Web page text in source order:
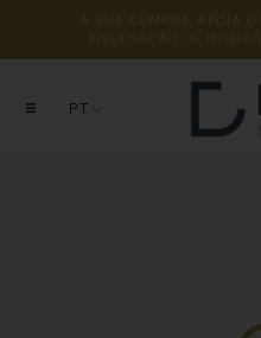
A SUA COMPRA APOIA O
DIVULGAÇÃO
PT